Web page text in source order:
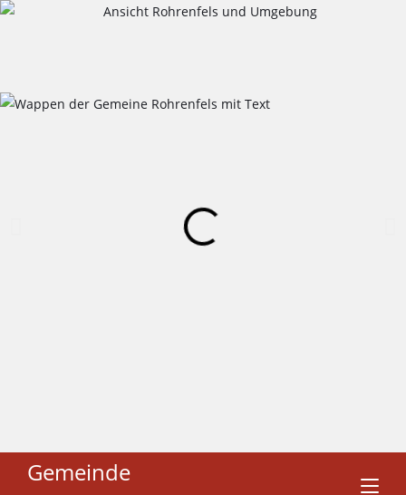
Gemeinde